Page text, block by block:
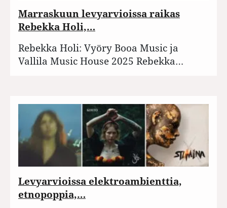
Marraskuun levyarvioissa raikas
Rebekka Holi,…
Rebekka Holi: Vyöry Booa Music ja
Vallila Music House 2025 Rebekka…
Levyarvioissa elektroambienttia,
etnopoppia,…